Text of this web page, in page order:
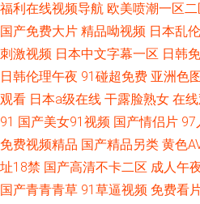
福利在线视频导航 欧美喷潮一区二
国产免费大片 精品呦视频 日本乱
刺激视频 日本中文字幕一区 日韩
日韩伦理午夜 91碰超免费 亚洲色
观看 日本a级在线 干露脸熟女 在
91 国产美女91视频 国产情侣片 97
免费视频精品 国产精品另类 黄色
址18禁 国产高清不卡二区 成人午
国产青青青草 91草逼视频 免费看